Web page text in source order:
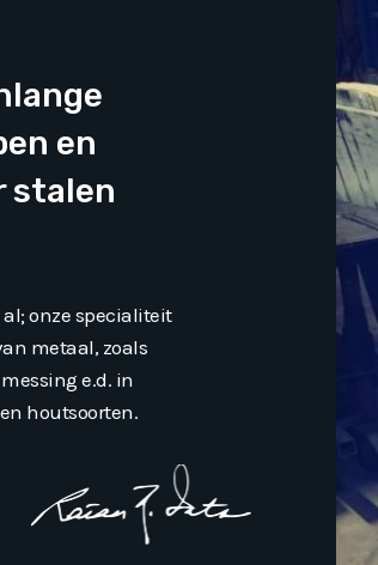
en
stalen
onze specialiteit
metaal, zoals
e.d. in
houtsoorten.